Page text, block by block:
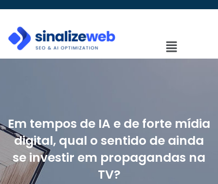
Em tempos de IA e de forte mídia
digital, qual o sentido de ainda
se investir em propagandas na
TV?